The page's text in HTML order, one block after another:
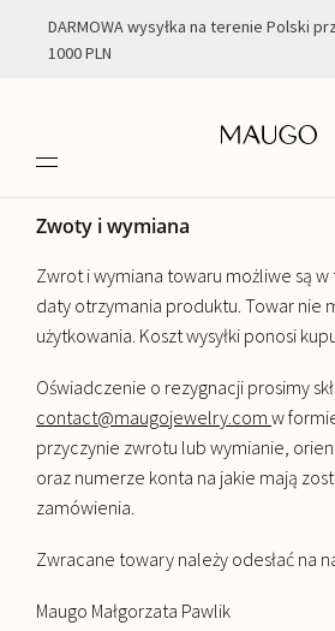
DARMOWA wysyłka na terenie Polski
1000 PLN
ZWROTY
Zwoty i wymiana
Zwrot i wymiana towaru możliwe są
daty otrzymania produktu. Towar nie
użytkowania. Koszt wysyłki ponosi
Oświadczenie o rezygnacji prosimy
contact@maugojewelry.com w
przyczynie zwrotu lub wymianie,
oraz numerze konta na jakie mają
zamówienia.
Zwracane towary należy odesłać na
Maugo Małgorzata Pawlik